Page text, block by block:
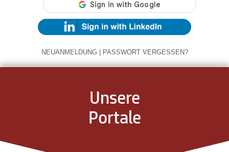
NEUANMELDUNG | PASSWORT VERGESSEN?
Unsere
Portale